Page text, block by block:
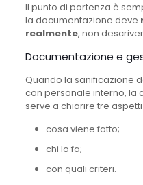
Il punto di partenza è
la documentazione deve
realmente, non
Documentazione e
Quando la sanificazione
con personale interno, la
serve a chiarire tre
cosa viene fatto;
chi lo fa;
con quali criteri.